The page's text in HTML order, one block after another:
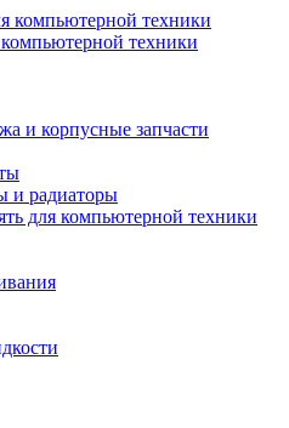
компьютерной техники
техники
и корпусные запчасти
и радиаторы
для компьютерной техники